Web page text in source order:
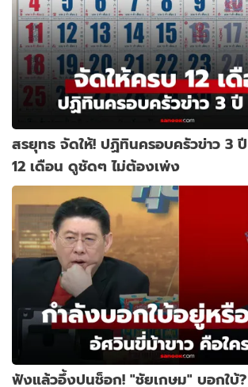
สรยุทธ จัดให้! ปฏิทินครอบครัวข่าว 3
12 เดือน ดูชัดๆ ไม่ต้องเพ่ง
ฟังแล้วอึ้งปนช็อก! "ชัยเกษม" บอกใบ้?